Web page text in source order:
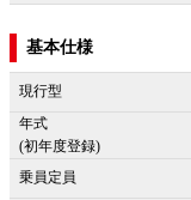
基本仕様
現行型
年式
(初年度登録)
乗員定員